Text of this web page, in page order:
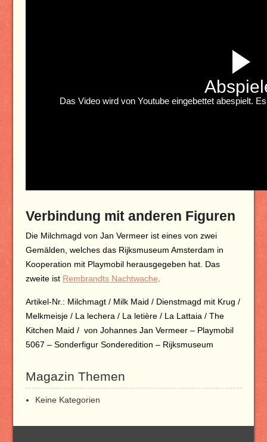
Das Video wird von Youtube eingebettet abespielt.
Verbindung mit anderen Figuren
Die Milchmagd von Jan Vermeer ist eines von zwei
Gemälden, welches das Rijksmuseum Amsterdam in
Kooperation mit Playmobil herausgegeben hat. Das
zweite ist Rembrandts Nachtwache
Artikel-Nr.: Milchmagt / Milk Maid / Dienstmagd mit Krug /
Melkmeisje / La lechera / La letière / La Lattaia / The
Kitchen Maid / von Johannes Jan Vermeer – Playmobil
5067 – Sonderfigur Sonderedition – Rijksmuseum
Magazin Themen
Keine Kategorien